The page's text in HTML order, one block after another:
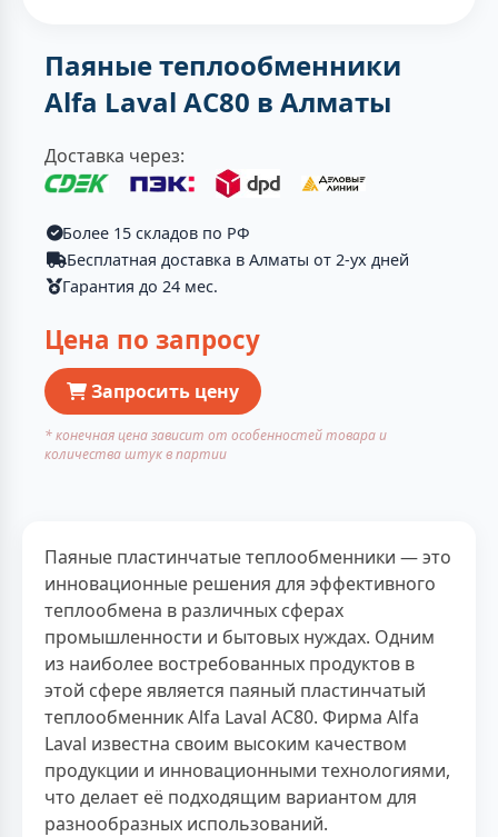
Паяные теплообменники
Alfa Laval AC80 в Алматы
Доставка через:
Более 15 складов по РФ
Бесплатная доставка в Алматы от 2-ух дней
Гарантия до 24 мес.
Цена по запросу
Запросить цену
* конечная цена зависит от особенностей товара и
количества штук в партии
Паяные пластинчатые теплообменники — это
инновационные решения для эффективного
теплообмена в различных сферах
промышленности и бытовых нуждах. Одним
из наиболее востребованных продуктов в
этой сфере является паяный пластинчатый
теплообменник Alfa Laval AC80. Фирма Alfa
Laval известна своим высоким качеством
продукции и инновационными технологиями,
что делает её подходящим вариантом для
разнообразных использований.